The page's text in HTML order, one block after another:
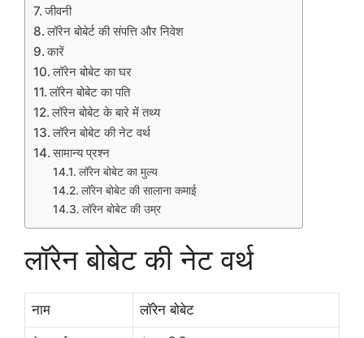
जीवनी
लॉरेन बोबेर्ट की संपत्ति और निवेश
कारें
लॉरेन बोबेट का घर
लॉरेन बोबेट का पति
लॉरेन बोबेट के बारे में तथ्य
लॉरेन बोबेट की नेट वर्थ
सामान्य प्रश्न
लॉरेन बोबेट का मुल्य
लॉरेन बोबेट की सालाना कमाई
लॉरेन बोबेट की उम्र
लॉरेन बोबेट की नेट वर्थ
नाम लॉरेन बोबेट